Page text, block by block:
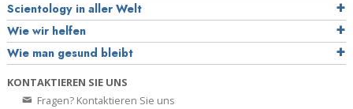
Scientology in aller Welt
Wie wir helfen
Wie man gesund bleibt
KONTAKTIEREN SIE UNS
Fragen? Kontaktieren Sie uns